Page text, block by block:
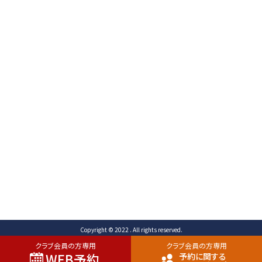
クラブ会員の方専用 クラブ会員の方専用
予約に関する
Copyright © 2022 . All rights reserved.